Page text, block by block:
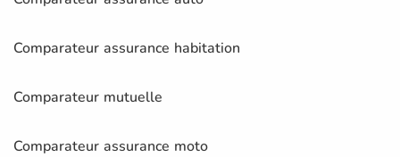
Comparateur assurance habitation
Comparateur mutuelle
Comparateur assurance moto